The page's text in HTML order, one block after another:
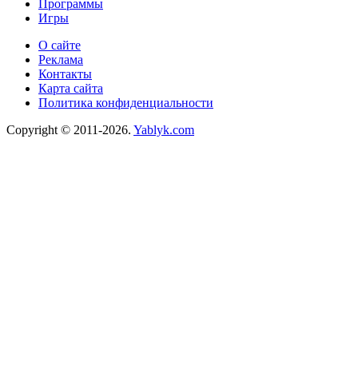
Программы
Игры
О сайте
Реклама
Контакты
Карта сайта
Политика конфиденциальности
Copyright © 2011-2026. Yablyk.сom